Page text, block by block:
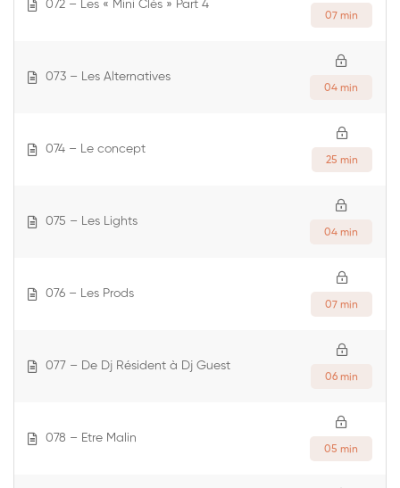
072 – Les « Mini Clés » Part 4
07 min
073 – Les Alternatives
04 min
074 – Le concept
25 min
075 – Les Lights
04 min
076 – Les Prods
07 min
077 – De Dj Résident à Dj Guest
06 min
078 – Etre Malin
05 min